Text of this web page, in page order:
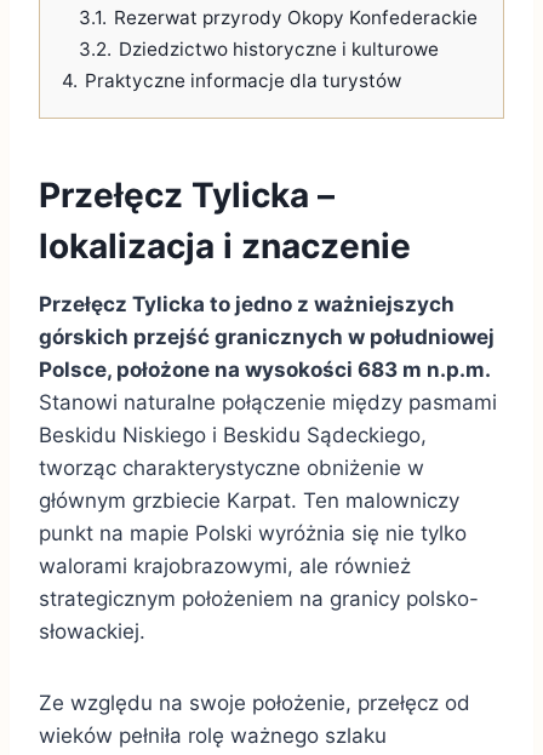
3.1. Rezerwat przyrody Okopy Konfederackie
3.2. Dziedzictwo historyczne i kulturowe
4. Praktyczne informacje dla turystów
Przełęcz Tylicka –
lokalizacja i znaczenie
Przełęcz Tylicka to jedno z ważniejszych
górskich przejść granicznych w południowej
Polsce, położone na wysokości 683 m n.p.m.
Stanowi naturalne połączenie między pasmami
Beskidu Niskiego i Beskidu Sądeckiego,
tworząc charakterystyczne obniżenie w
głównym grzbiecie Karpat. Ten malowniczy
punkt na mapie Polski wyróżnia się nie tylko
walorami krajobrazowymi, ale również
strategicznym położeniem na granicy polsko-
słowackiej.
Ze względu na swoje położenie, przełęcz od
wieków pełniła rolę ważnego szlaku